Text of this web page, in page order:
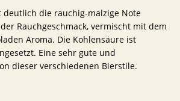
die rauchig-malzige Note
Rauchgeschmack, vermischt mit dem
Aroma. Die Kohlensäure ist
Eine sehr gute und
dieser verschiedenen Bierstile.